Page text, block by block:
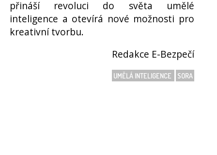
přináší revoluci do světa umělé
inteligence a otevírá nové možnosti pro
kreativní tvorbu.
Redakce E-Bezpečí
UMĚLÁ INTELIGENCE SORA